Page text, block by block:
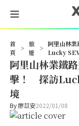
首
頁
>
旅
遊
>
阿里山林
Lucky
阿里山林業鐵
擊！ 探訪
境
By廖苡安2022/01/08